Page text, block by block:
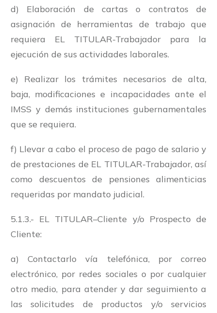
d) Elaboración de cartas o contratos de
asignación de herramientas de trabajo que
requiera EL TITULAR-Trabajador para la
ejecución de sus actividades laborales.
e) Realizar los trámites necesarios de alta,
baja, modificaciones e incapacidades ante el
IMSS y demás instituciones gubernamentales
que se requiera.
f) Llevar a cabo el proceso de pago de salario y
de prestaciones de EL TITULAR-Trabajador, así
como descuentos de pensiones alimenticias
requeridas por mandato judicial.
5.1.3.- EL TITULAR–Cliente y/o Prospecto de
Cliente:
a) Contactarlo vía telefónica, por correo
electrónico, por redes sociales o por cualquier
otro medio, para atender y dar seguimiento a
las solicitudes de productos y/o servicios